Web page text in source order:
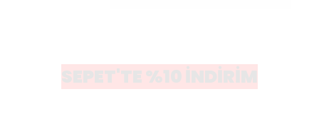
SEPET'TE %10 İNDİRİM